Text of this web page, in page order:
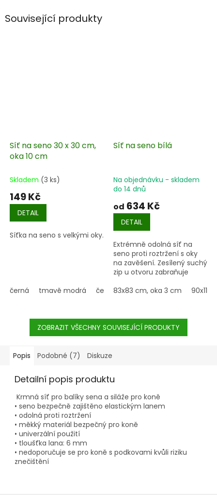
Související produkty
Síť na seno 30 x 30 cm,
oka 10 cm
Skladem (3 ks)
149 Kč
DETAIL
Síťka na seno s velkými oky.
černá tmavě modrá červená
Síť na seno bílá
Na objednávku - skladem
do 14 dnů
od 634 Kč
DETAIL
Extrémně odolná síť na
seno proti roztržení s oky
na zavěšení. Zesílený suchý
zip u otvoru zabraňuje
83x83 cm, oka 3 cm
ZOBRAZIT VŠECHNY SOUVISEJÍCÍ PRODUKTY
Popis Podobné (7) Diskuze
Detailní popis produktu
Krmná síť pro balíky sena a siláže pro koně
• seno bezpečně zajištěno elastickým lanem
• odolná proti roztržení
• měkký materiál bezpečný pro koně
• univerzální použití
• tloušťka lana: 6 mm
• nedoporučuje se pro koně s podkovami kvůli riziku
znečištění